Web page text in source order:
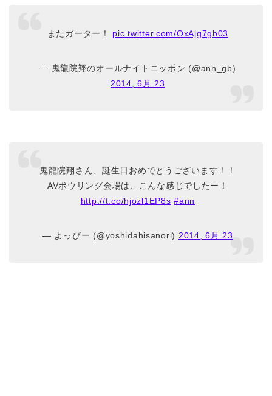
またガーター！ pic.twitter.com/OxAjg7gb03
— 鬼龍院翔のオールナイトニッポン (@ann_gb)
2014, 6月 23
鬼龍院翔さん、誕生日おめでとうございます！！
AVボウリング会場は、こんな感じでしたー！
http://t.co/hjozl1EP8s #ann
— よっぴー (@yoshidahisanori) 2014, 6月 23